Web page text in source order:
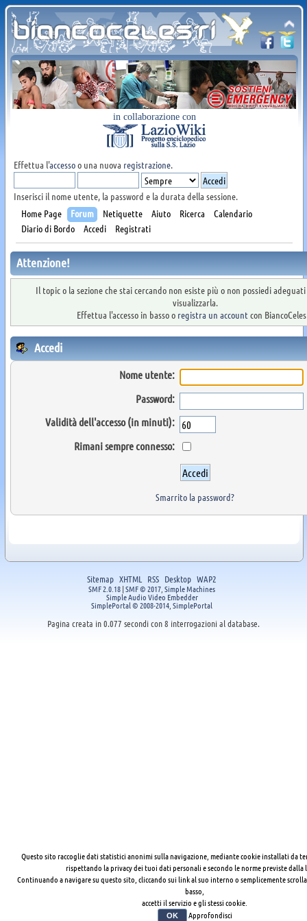
in collaborazione con
Effettua l'accessoo una nuova registrazione.
Inserisci il nome utente, la password e la durata della sessione.
Home Page
Forum Netiquette Aiuto Ricerca
Calendario
Diario di Bordo
Accedi Registrati
Attenzione!
Il topic o la sezione che stai cercando non esiste più o non possiedi
visualizzarla.
Effettua l'accesso in basso o registra un account con
Accedi
Nome utente:
Password:
Validità dell'accesso (in minuti):
Rimani sempre connesso:
Smarrito la password?
Sitemap XHTML RSS Desktop WAP2
SMF 2.0.18|SMF © 2017 Simple Machines
Simple Audio Video Embedder
SimplePortal © 2008-2014, SimplePortal
Pagina creata in 0.077 secondi con 8 interrogazioni al database.
Questo sito raccoglie dati statistici anonimi sulla navigazione, mediante cookie installati da
rispettando la privacy dei tuoi dati personali e secondo le norme previste dalla
Continuando a navigare su questo sito, cliccando sui link al suo interno o semplicemente
basso,
accetti il servizio e gli stessi cookie.
OK Approfondisci